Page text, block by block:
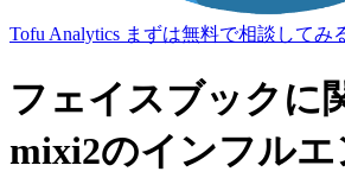
Tofu Analytics まずは無料で相談してみ
フェイスブックに
mixi2のインフルエ